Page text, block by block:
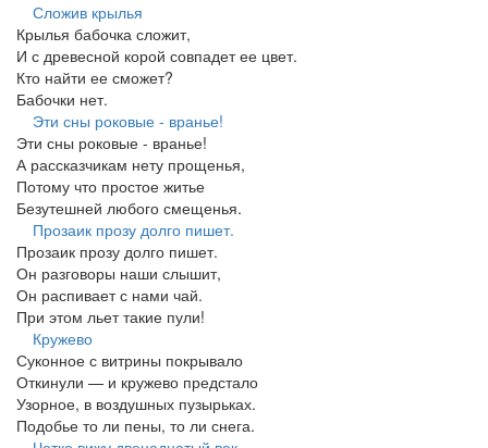
Сложив крылья
Крылья бабочка сложит,
И с древесной корой совпадет ее цвет.
Кто найти ее сможет?
Бабочки нет.
Эти сны роковые - вранье!
Эти сны роковые - вранье!
А рассказчикам нету прощенья,
Потому что простое житье
Безутешней любого смещенья.
Прозаик прозу долго пишет.
Прозаик прозу долго пишет.
Он разговоры наши слышит,
Он распивает с нами чай.
При этом льет такие пули!
Кружево
Суконное с витрины покрывало
Откинули — и кружево предстало
Узорное, в воздушных пузырьках.
Подобье то ли пены, то ли снега.